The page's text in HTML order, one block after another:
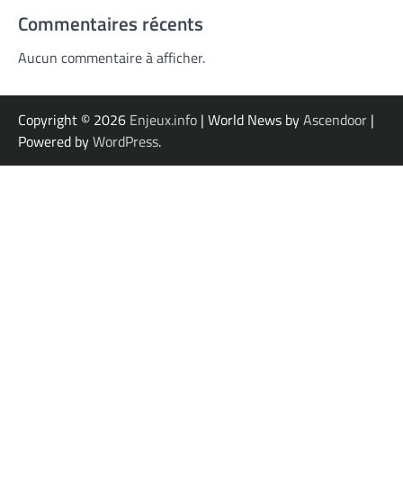
Commentaires récents
Aucun commentaire à afficher.
Copyright © 2026 Enjeux.info | World News byAscendoor |
Powered byWordPress.